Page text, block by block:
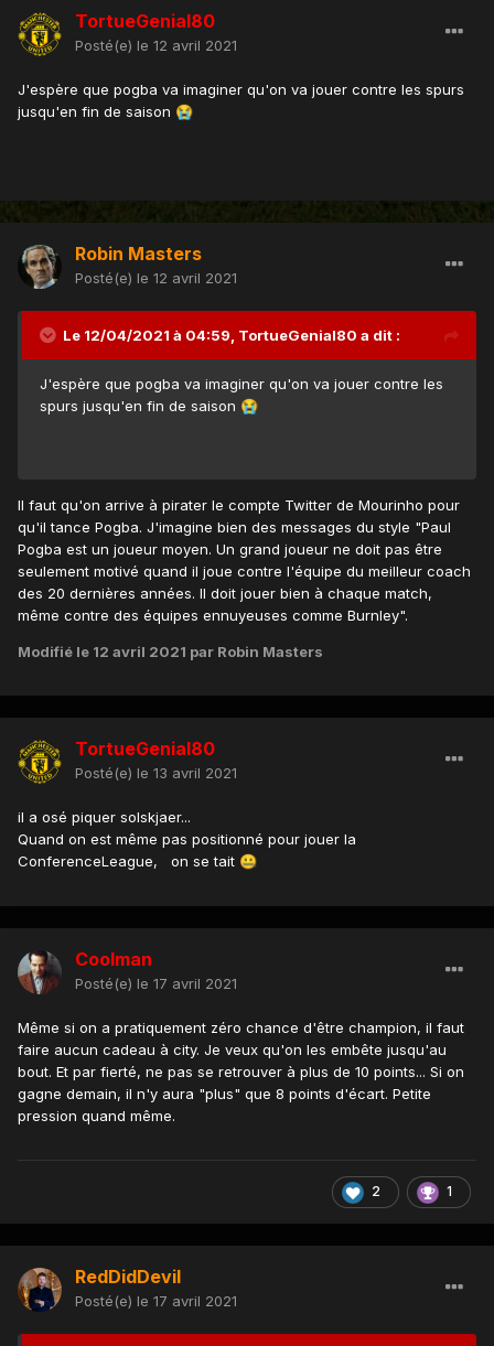
TortueGenial80
Posté(e) le 12 avril 2021
J'espère que pogba va imaginer qu'on va jouer contre les spurs
jusqu'en fin de saison 😭
Robin Masters
Posté(e) le 12 avril 2021
Le 12/04/2021 à 04:59, TortueGenial80 a dit :
J'espère que pogba va imaginer qu'on va jouer contre les
spurs jusqu'en fin de saison 😭
Il faut qu'on arrive à pirater le compte Twitter de Mourinho pour
qu'il tance Pogba. J'imagine bien des messages du style "Paul
Pogba est un joueur moyen. Un grand joueur ne doit pas être
seulement motivé quand il joue contre l'équipe du meilleur coach
des 20 dernières années. Il doit jouer bien à chaque match,
même contre des équipes ennuyeuses comme Burnley".
Modifié le 12 avril 2021 par Robin Masters
TortueGenial80
Posté(e) le 13 avril 2021
il a osé piquer solskjaer...
Quand on est même pas positionné pour jouer la
ConferenceLeague, on se tait 🤐
Coolman
Posté(e) le 17 avril 2021
Même si on a pratiquement zéro chance d'être champion, il faut
faire aucun cadeau à city. Je veux qu'on les embête jusqu'au
bout. Et par fierté, ne pas se retrouver à plus de 10 points... Si on
gagne demain, il n'y aura "plus" que 8 points d'écart. Petite
pression quand même.
2 1
RedDidDevil
Posté(e) le 17 avril 2021